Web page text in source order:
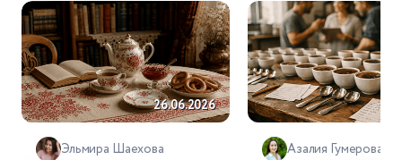
26.06.2026
Эльмира Шаехова Азалия Гумерова